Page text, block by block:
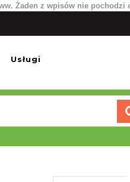
Żaden z wpisów nie pochodzi
Usługi